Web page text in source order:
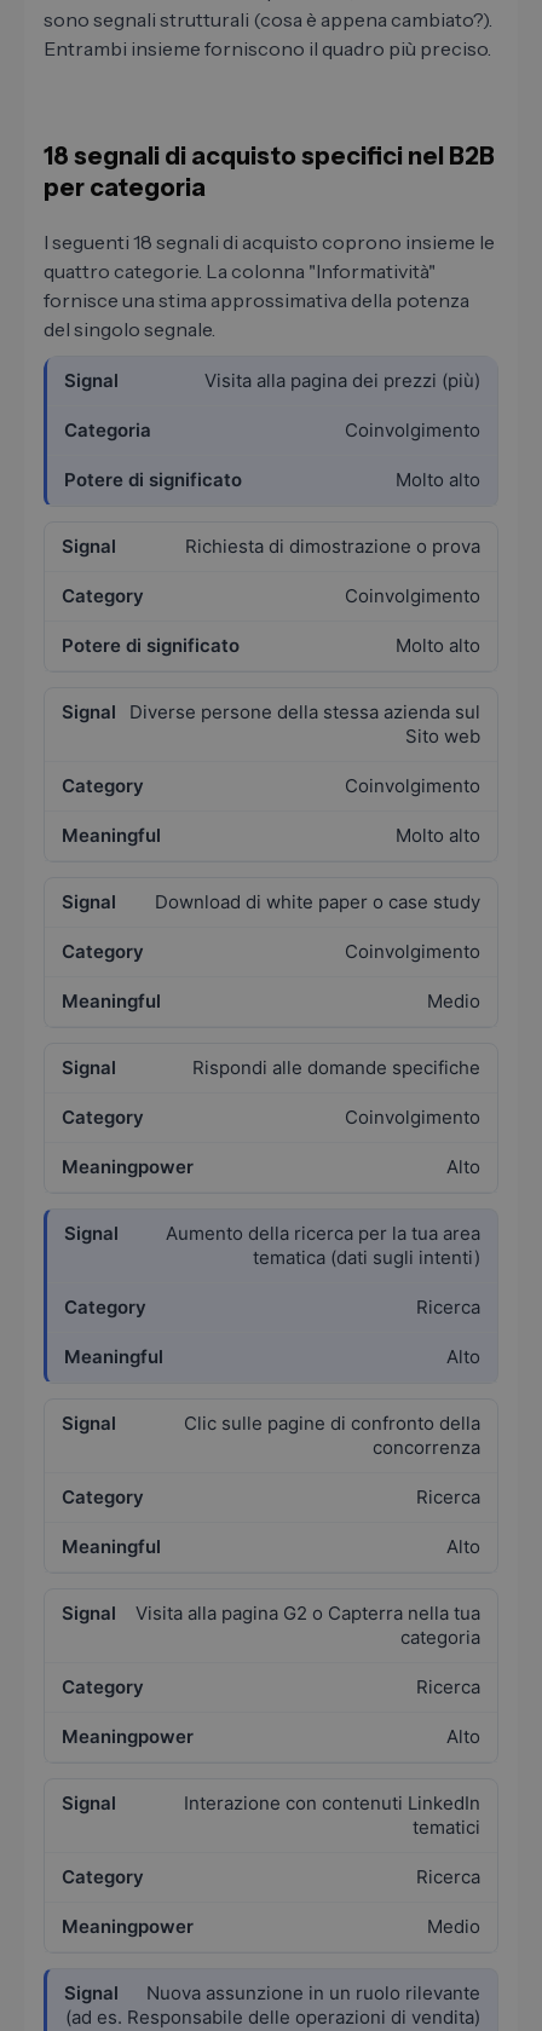
sono segnali strutturali (cosa è appena cambiato?).
Entrambi insieme forniscono il quadro più preciso.
18 segnali di acquisto specifici nel B2B
per categoria
I seguenti 18 segnali di acquisto coprono insieme le
quattro categorie. La colonna "Informatività"
fornisce una stima approssimativa della potenza
del singolo segnale.
Visita alla pagina dei prezzi (più)
Coinvolgimento
Molto alto
Richiesta di dimostrazione o prova
Coinvolgimento
Molto alto
Diverse persone della stessa azienda sul
Sito web
Coinvolgimento
Molto alto
Download di white paper o case study
Coinvolgimento
Medio
Rispondi alle domande specifiche
Coinvolgimento
Alto
Aumento della ricerca per la tua area
tematica (dati sugli intenti)
Ricerca
Alto
Clic sulle pagine di confronto della
concorrenza
Ricerca
Alto
Visita alla pagina G2 o Capterra nella tua
categoria
Ricerca
Alto
Interazione con contenuti LinkedIn
tematici
Ricerca
Medio
Nuova assunzione in un ruolo rilevante
(ad es. Responsabile delle operazioni di vendita)